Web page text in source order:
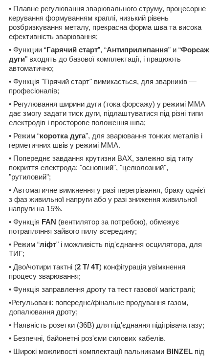
• Плавне регулювання зварювального струму, процесорне
керування формуванням краплі, низький рівень
розбризкування металу, прекрасна форма шва та висока
ефективність зварювання;
• Функции “Гарячий старт”, “Антиприлипання” и “Форсаж
дуги" входять до базової комплектації, і працюють
автоматично;
• Функція "Гірячий старт" вимикається, для зварників —
професіоналів;
• Регулювання ширини дуги (тока форсажу) у режимі ММА
дає змогу задати тиск дуги, підлаштуватися під різні типи
електродів і просторове положення шва;
• Режим “коротка дуга", для зварювання тонких металів і
герметичних швів у режимі ММА.
• Попереднє завдання крутизни ВАХ, залежно від типу
покриття електрода: "основний", "целюлозний",
"рутиловий";
• Автоматичне вимкнення у разі перегрівання, браку однієї
з фаз живильної напруги або у разі зниження живильної
напруги на 15%.
• Функція FAN (вентилятор за потребою), обмежує
потрапляння зайвого пилу всередину;
• Режим “ліфт" і можливість під'єднання осцилятора, для
ТИГ;
• Дво/чотири тактні (2 Т/ 4Т) конфігурація увімкнення
процесу зварювання;
• Функція заправлення дроту та тест газової магістралі;
•Регульовані: попереднє/фінальне продування газом,
допалювання дроту;
• Наявність розетки (36В) для під'єднання підігрівача газу;
• Безпечні, байонетні роз'єми силових кабелів.
• Широкі можливості комплектації пальниками BINZEL під